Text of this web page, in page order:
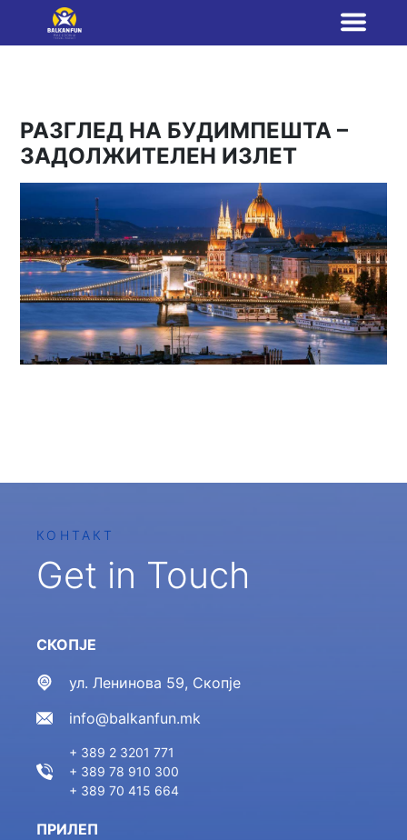
РАЗГЛЕД НА БУДИМПЕШТА –
ЗАДОЛЖИТЕЛЕН ИЗЛЕТ
КОНТАКТ
Get in Touch
СКОПЈЕ
ул. Ленинова 59, Скопје
info@balkanfun.mk
+ 389 2 3201 771
+ 389 78 910 300
+ 389 70 415 664
ПРИЛЕП